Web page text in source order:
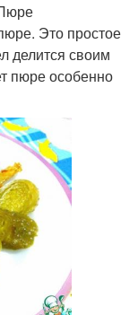
Это простое
делится своим
пюре особенно